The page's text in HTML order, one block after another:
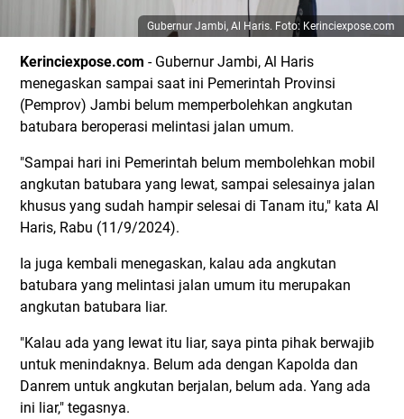
Gubernur Jambi, Al Haris. Foto: Kerinciexpose.com
Kerinciexpose.com - Gubernur Jambi, Al Haris
menegaskan sampai saat ini Pemerintah Provinsi
(Pemprov) Jambi belum memperbolehkan angkutan
batubara beroperasi melintasi jalan umum.
"Sampai hari ini Pemerintah belum membolehkan mobil
angkutan batubara yang lewat, sampai selesainya jalan
khusus yang sudah hampir selesai di Tanam itu," kata Al
Haris, Rabu (11/9/2024).
Ia juga kembali menegaskan, kalau ada angkutan
batubara yang melintasi jalan umum itu merupakan
angkutan batubara liar.
"Kalau ada yang lewat itu liar, saya pinta pihak berwajib
untuk menindaknya. Belum ada dengan Kapolda dan
Danrem untuk angkutan berjalan, belum ada. Yang ada
ini liar," tegasnya.